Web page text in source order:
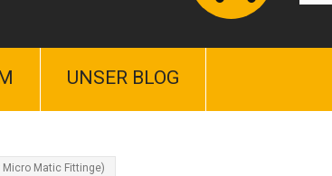
UNSER BLOG
Micro Matic Fittinge)